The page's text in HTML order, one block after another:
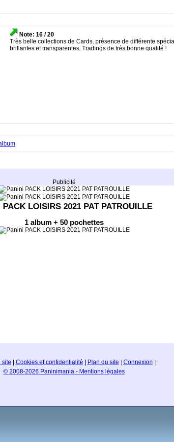
Note: 16 / 20
Très belle collections de Cards, présence de différente
brillantes et transparentes, Tradings de très bonne qualité !
Publicité
LOISIRS 2021 PAT PATROUILLE
1 album + 50 pochettes
site Cookies et confidentialité Plan du site Connexion
© 2008-2026 Paninimania - Mentions légales